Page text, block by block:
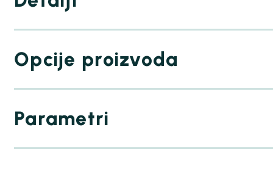
Opcije proizvoda
Parametri